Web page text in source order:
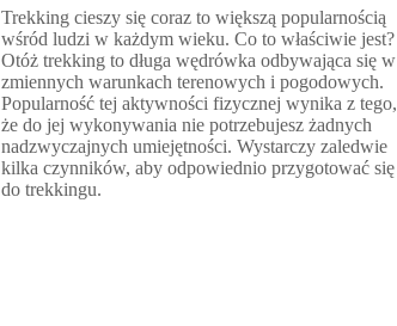
Trekking cieszy się coraz to większą popularnością
wśród ludzi w każdym wieku. Co to właściwie jest?
Otóż trekking to długa wędrówka odbywająca się w
zmiennych warunkach terenowych i pogodowych.
Popularność tej aktywności fizycznej wynika z tego,
że do jej wykonywania nie potrzebujesz żadnych
nadzwyczajnych umiejętności. Wystarczy zaledwie
kilka czynników, aby odpowiednio przygotować się
do trekkingu.